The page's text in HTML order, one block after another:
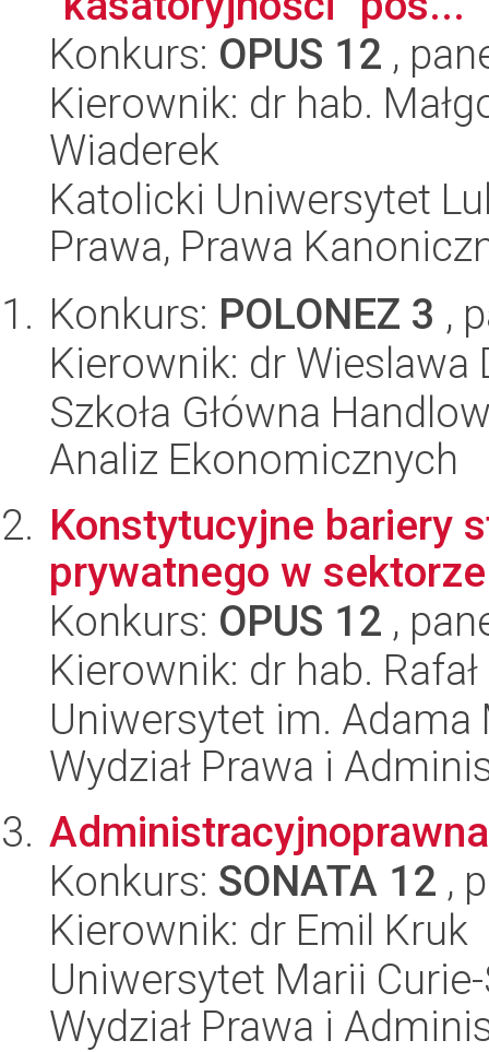
Konkurs: OPUS 12 ,
Kierownik: dr hab.
Wiaderek
Katolicki Uniwersytet
Prawa, Prawa
Konkurs: POLONEZ 3 ,
Kierownik: dr Wieslawa
Szkoła Główna
Analiz Ekonomicznych
Konstytucyjne bariery
prywatnego w
Konkurs: OPUS 12 ,
Kierownik: dr hab.
Uniwersytet im.
Wydział Prawa i
Konkurs: SONATA 12 ,
Kierownik: dr Emil Kruk
Uniwersytet Marii
Wydział Prawa i